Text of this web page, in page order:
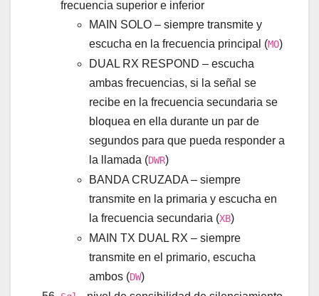
frecuencia superior e inferior
MAIN SOLO – siempre transmite y
escucha en la frecuencia principal (MO)
DUAL RX RESPOND – escucha
ambas frecuencias, si la señal se
recibe en la frecuencia secundaria se
bloquea en ella durante un par de
segundos para que pueda responder a
la llamada (DWR)
BANDA CRUZADA – siempre
transmite en la primaria y escucha en
la frecuencia secundaria (XB)
MAIN TX DUAL RX – siempre
transmite en el primario, escucha
ambos (DW)